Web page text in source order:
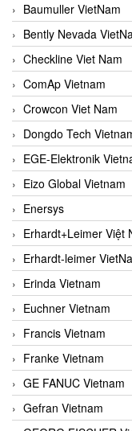
Baumuller VietNam
Bently Nevada
Checkline Viet Nam
ComAp Vietnam
Crowcon Viet Nam
Dongdo Tech
EGE-Elektronik
Eizo Global Vietnam
Enersys
Erhardt+Leimer Việt
Erhardt-leimer
Erinda Vietnam
Euchner Vietnam
Francis Vietnam
Franke Vietnam
GE FANUC Vietnam
Gefran Vietnam